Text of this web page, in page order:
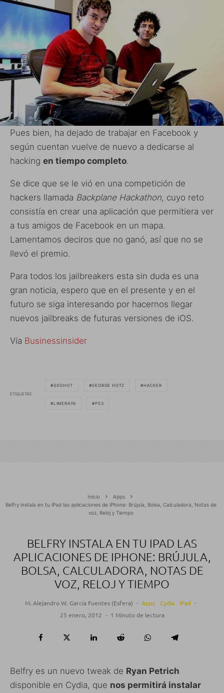
Pues bien, ha dejado de trabajar en Facebook y
según cuentan vuelve de nuevo a dedicarse al
hacking en tiempo completo.
Se dice que se le vió en una competición de
hackers llamada Backplane Hackathon, cuyo reto
consistía en crear una aplicación que permitiera ver
a tus amigos de Facebook en un mapa.
Lamentamos deciros que no ganó, así que no se
llevó el premio.
Para todos los jailbreakers esta sin duda es una
gran noticia, espero que en el presente y en el
futuro se siga interesando por hacernos llegar
nuevos jailbreaks de futuras versiones de iOS.
Vía Businessinsider
ETIQUETAS
GEOHOT GEORGE HOTZ HACKER
LIMERA1N PS3
Inicio
Apps
Belfry instala en tu iPad las aplicaciones de iPhone: Brújula, Bolsa, Calculadora, Notas de
voz, Reloj y Tiempo
BELFRY INSTALA EN TU IPAD LAS
APLICACIONES DE IPHONE: BRÚJULA,
BOLSA, CALCULADORA, NOTAS DE
VOZ, RELOJ Y TIEMPO
M. Alejandro W. García Fuentes (Esfera) · Apps Cydia iPad ·
25 enero, 2012 · 1 Minuto de lectura
Belfry es un nuevo tweak de Ryan Petrich
disponible en Cydia, que nos permitirá instalar